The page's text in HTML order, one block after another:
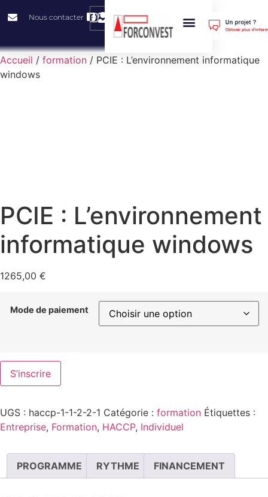
Nous contacter
Accueil / formation / PCIE : L’environnement informatique
windows
PCIE : L’environnement
informatique windows
1265,00 €
Mode de paiement
S’inscrire
UGS : haccp-1-1-2-2-1 Catégorie : formation Étiquettes :
Entreprise, Formation, HACCP, Individuel
PROGRAMME RYTHME FINANCEMENT